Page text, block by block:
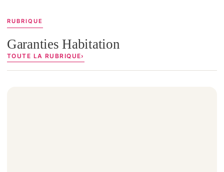
RUBRIQUE
Garanties Habitation
TOUTE LA RUBRIQUE